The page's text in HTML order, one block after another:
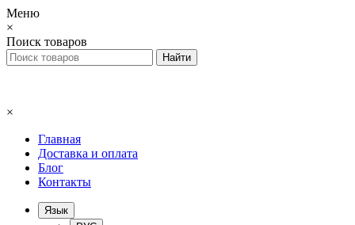
Меню
×
Поиск товаров
×
Главная
Доставка и оплата
Блог
Контакты
Язык